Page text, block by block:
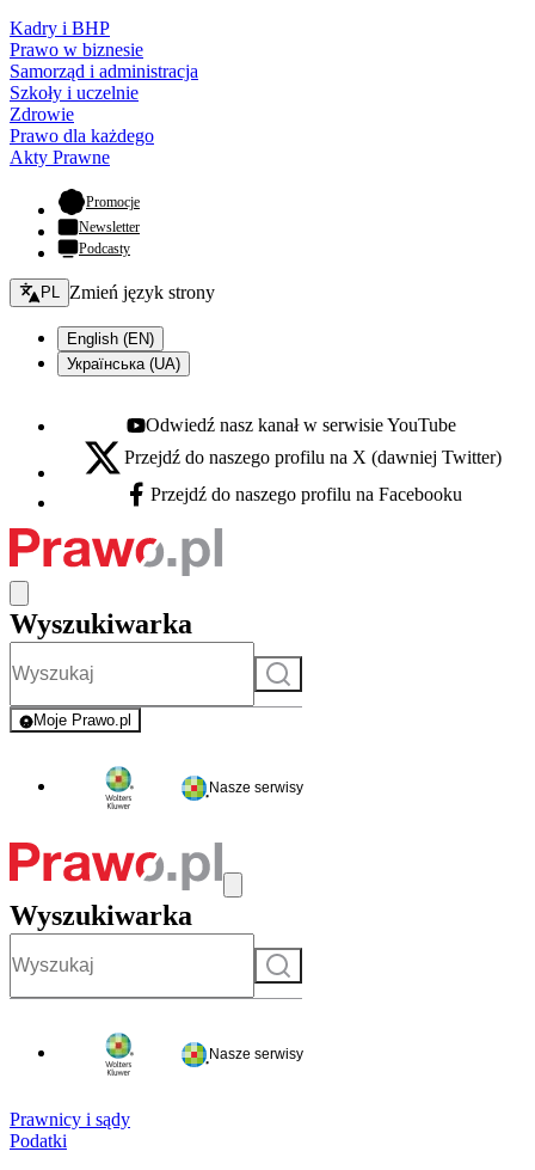
Kadry i BHP
Prawo w biznesie
Samorząd i administracja
Szkoły i uczelnie
Zdrowie
Prawo dla każdego
Akty Prawne
Promocje- otwiera się w nowej karcie
Newsletter
Podcasty
Zmień język - bieżący:
PL Zmień język strony
English (EN)
Українська (UA)
Youtube - otwiera się w nowej karcie
Odwiedź nasz kanał w serwisie YouTube
X - otwiera się w nowej karcie
Przejdź do naszego profilu na X (dawniej Twitter)
Facebook - otwiera się w nowej karcie
Przejdź do naszego profilu na Facebooku
Wyszukiwarka
Szukaj
Moje Prawo.pl
- rejestracja i logowanie do serwisu
Nasze serwisy
Wyszukiwarka
Szukaj
Nasze serwisy
Prawnicy i sądy
Podatki